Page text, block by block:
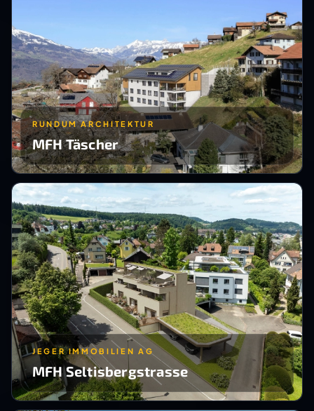
RUNDUM ARCHITEKTUR
MFH Täscher
JEGER IMMOBILIEN AG
MFH Seltisbergstrasse